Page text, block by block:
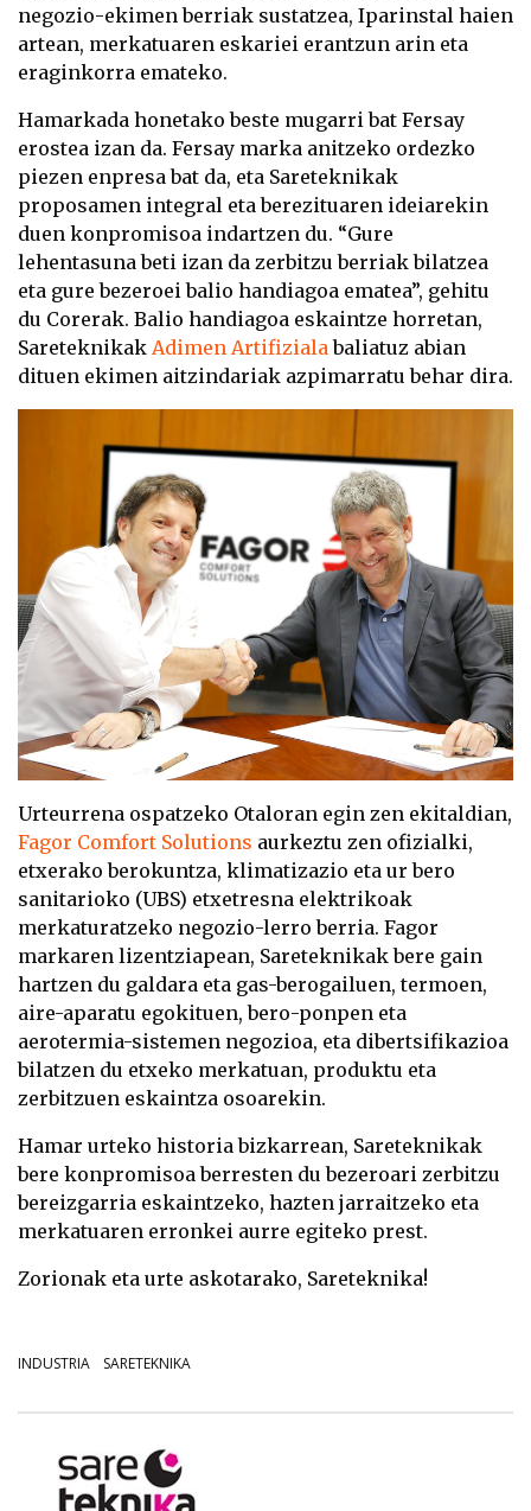
negozio-ekimen berriak sustatzea, Iparinstal haien
artean, merkatuaren eskariei erantzun arin eta
eraginkorra emateko.
Hamarkada honetako beste mugarri bat Fersay
erostea izan da. Fersay marka anitzeko ordezko
piezen enpresa bat da, eta Sareteknikak
proposamen integral eta berezituaren ideiarekin
duen konpromisoa indartzen du. “Gure
lehentasuna beti izan da zerbitzu berriak bilatzea
eta gure bezeroei balio handiagoa ematea”, gehitu
du Corerak. Balio handiagoa eskaintze horretan,
Sareteknikak Adimen Artifiziala baliatuz abian
dituen ekimen aitzindariak azpimarratu behar dira.
Urteurrena ospatzeko Otaloran egin zen ekitaldian,
Fagor Comfort Solutions aurkeztu zen ofizialki,
etxerako berokuntza, klimatizazio eta ur bero
sanitarioko (UBS) etxetresna elektrikoak
merkaturatzeko negozio-lerro berria. Fagor
markaren lizentziapean, Sareteknikak bere gain
hartzen du galdara eta gas-berogailuen, termoen,
aire-aparatu egokituen, bero-ponpen eta
aerotermia-sistemen negozioa, eta dibertsifikazioa
bilatzen du etxeko merkatuan, produktu eta
zerbitzuen eskaintza osoarekin.
Hamar urteko historia bizkarrean, Sareteknikak
bere konpromisoa berresten du bezeroari zerbitzu
bereizgarria eskaintzeko, hazten jarraitzeko eta
merkatuaren erronkei aurre egiteko prest.
Zorionak eta urte askotarako, Sareteknika!
INDUSTRIA SARETEKNIKA